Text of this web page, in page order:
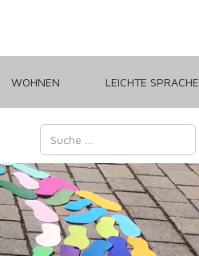
WOHNEN LEICHTE SPRACHE
Suchen